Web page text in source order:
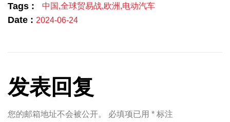
Tags : 中国 ,全球贸易战,欧洲 ,电动汽车
Date : 2024-06-24
发表回复
您的邮箱地址不会被公开。 必填项已用 * 标注